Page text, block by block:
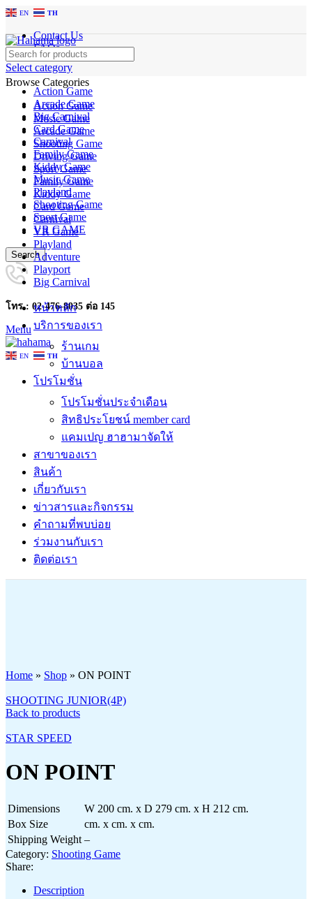
EN TH
Contact Us
FAQs
Select category
Action Game
Arcade Game
Big Carnival
Card Game
Carnival
Family Game
Kiddy Game
Music Game
Playland
Shooting Game
Sport Game
VR GAME
Search
โทร : 02-476-8035 ต่อ 145
Menu
EN TH
Browse Categories
Action Game
Music Game
Arcade Game
Shooting Game
Driving Game
Sport Game
Family Game
Kiddy Game
Card Game
Carnival
VR Game
Playland
Adventure
Playport
Big Carnival
หน้าหลัก
บริการของเรา
ร้านเกม
บ้านบอล
โปรโมชั่น
โปรโมชั่นประจำเดือน
สิทธิประโยชน์ member card
แคมเปญ ฮาฮามาจัดให้
สาขาของเรา
สินค้า
เกี่ยวกับเรา
ข่าวสารและกิจกรรม
คำถามที่พบบ่อย
ร่วมงานกับเรา
ติดต่อเรา
Home » Shop » ON POINT
SHOOTING JUNIOR(4P)
Back to products
STAR SPEED
ON POINT
Dimensions
W 200 cm. x D 279 cm. x H 212 cm.
Box Size
cm. x cm. x cm.
Shipping Weight –
Category: Shooting Game
Share:
Description